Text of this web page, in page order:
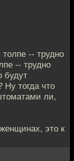
-- трудно
-- трудно
будут
Ну тогда что
ли,
это к